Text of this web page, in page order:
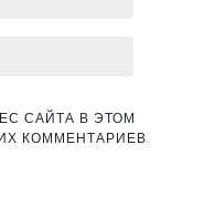
САЙТА В ЭТОМ
КОММЕНТАРИЕВ.